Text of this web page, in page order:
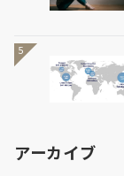
5
アーカイブ